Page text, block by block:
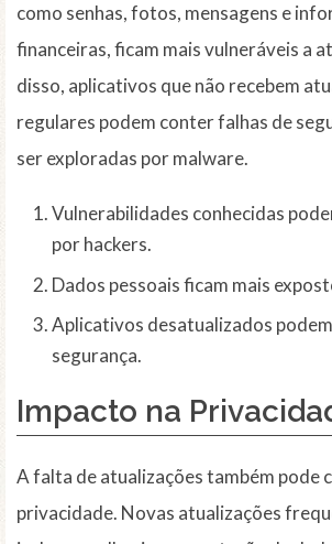
como senhas, fotos, mensagens e
financeiras, ficam mais vulneráveis a
disso, aplicativos que não recebem
regulares podem conter falhas de
ser exploradas por malware.
Vulnerabilidades conhecidas
por hackers.
Dados pessoais ficam mais
Aplicativos desatualizados
segurança.
Impacto na
A falta de atualizações também pode
privacidade. Novas atualizações